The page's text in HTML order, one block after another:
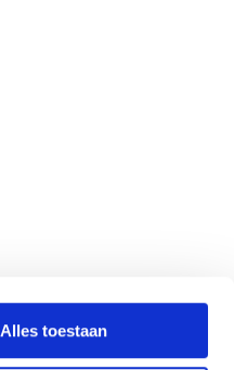
Alles toestaan